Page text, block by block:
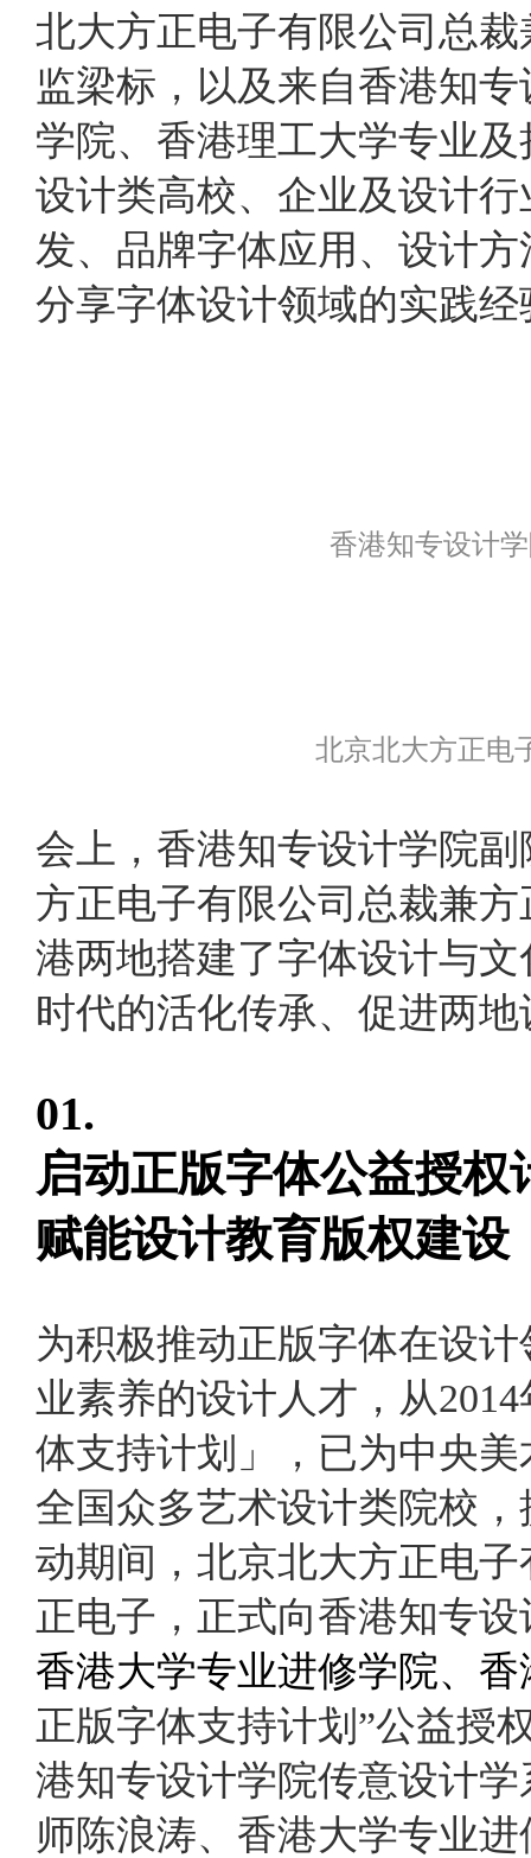
北大方正电子有限公司总
监梁标，以及来自香港知
学院、香港理工大学专业
设计类高校、企业及设计
发、品牌字体应用、设计
分享字体设计领域的实践
香港知专设计
北京北大方正电
会上，香港知专设计学院
方正电子有限公司总裁兼
港两地搭建了字体设计与
时代的活化传承、促进两
01.
启动正版字体公益授权
赋能设计教育版权建设
为积极推动正版字体在设
业素养的设计人才， 从
体支持计划」，已为中央
全国众多艺术设计类院校
动期间， 北京北大方正电
正电子 ， 正式向香港知专设
香港大学专业进修学院、 香
正版字体支持计划”公益授
港知专设计学院传意设计
师陈浪涛、 香港大学专业进